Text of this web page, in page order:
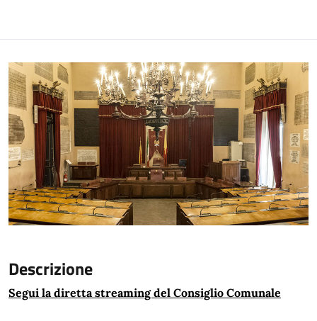
Descrizione
Segui la diretta streaming del Consiglio Comunale